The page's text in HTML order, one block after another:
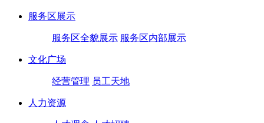
服务区展示
服务区全貌展示 服务区内部展示
文化广场
经营管理 员工天地
人力资源